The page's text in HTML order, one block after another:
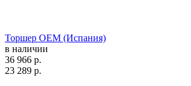
Торшер OEM (Испания)
в наличии
36 966 р.
23 289 р.